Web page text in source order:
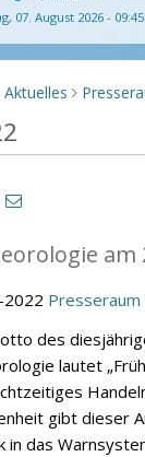
07. August 2026 -
Aktuelles >
am
Presseraum
des
lautet
gibt dieser
in das